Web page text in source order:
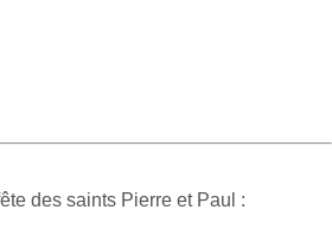
des saints Pierre et Paul :